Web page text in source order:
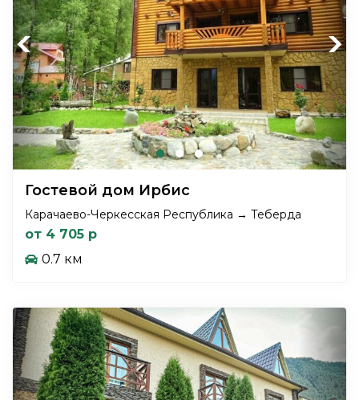
Previous Next
Гостевой дом Ирбис
Карачаево-Черкесская Республика → Теберда
от 4 705 р
0.7 км